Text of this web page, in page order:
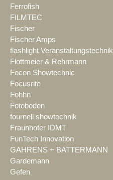
Ferrofish
FILMTEC
Fischer
Fischer Amps
flashlight Veranstaltungstechnik
Flottmeier & Rehrmann
Focon Showtechnic
Focusrite
Fohhn
Fotoboden
fournell showtechnik
Fraunhofer IDMT
FunTech Innovation
GAHRENS + BATTERMANN
Gardemann
Gefen